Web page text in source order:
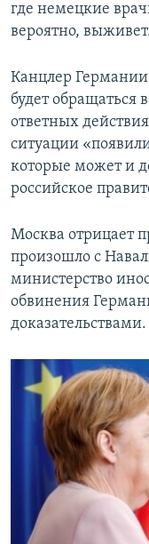
где немецкие
вероятно,
Канцлер Германии
будет обращаться
ответных
ситуации
которые может и
российское
Москва отрицает
произошло с
министерство
обвинения
доказательствами.